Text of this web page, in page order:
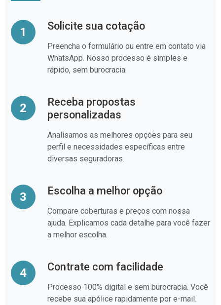
1 Solicite sua cotação
Preencha o formulário ou entre em contato via
WhatsApp. Nosso processo é simples e
rápido, sem burocracia.
2
Receba propostas
personalizadas
Analisamos as melhores opções para seu
perfil e necessidades específicas entre
diversas seguradoras.
3 Escolha a melhor opção
Compare coberturas e preços com nossa
ajuda. Explicamos cada detalhe para você fazer
a melhor escolha.
4 Contrate com facilidade
Processo 100% digital e sem burocracia. Você
recebe sua apólice rapidamente por e-mail.